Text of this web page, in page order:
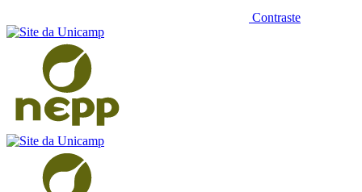
Contraste